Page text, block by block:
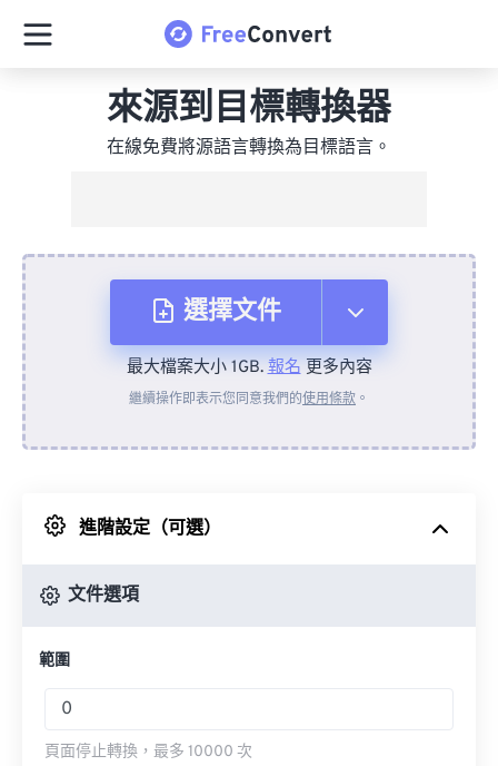
來源到目標轉換器
在線免費將源語言轉換為目標語言。
選擇文件
來自裝置
來自 Google 雲端硬碟
最大檔案大小 1GB.報名更多內容
繼續操作即表示您同意我們的使用條款 。
進階設定（可選）
文件選項
範圍
頁面停止轉換，最多 10000 次